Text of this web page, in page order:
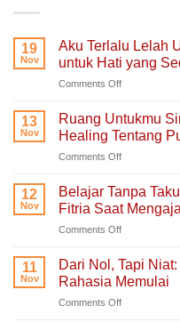
19
Nov
Aku Terlalu Lelah
untuk Hati yang
Comments Offon
Terlalu
Untuk
Mengeluh:
Aman
untuk
Berjuang
13
Nov
Ruang Untukmu
Healing Tentang
Comments Offon
Untukmu
Singgah
dan
Bercerita:
Self-
Healing
12
Nov
Belajar Tanpa
Fitria Saat
Comments Offon
Tanpa
Takut
Salah:
Apa
11
Nov
Dari Nol, Tapi
Rahasia Memulai
Comments Offon